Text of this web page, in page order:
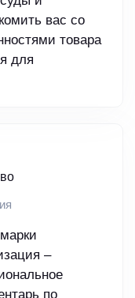
вас со
товара
для
–
по